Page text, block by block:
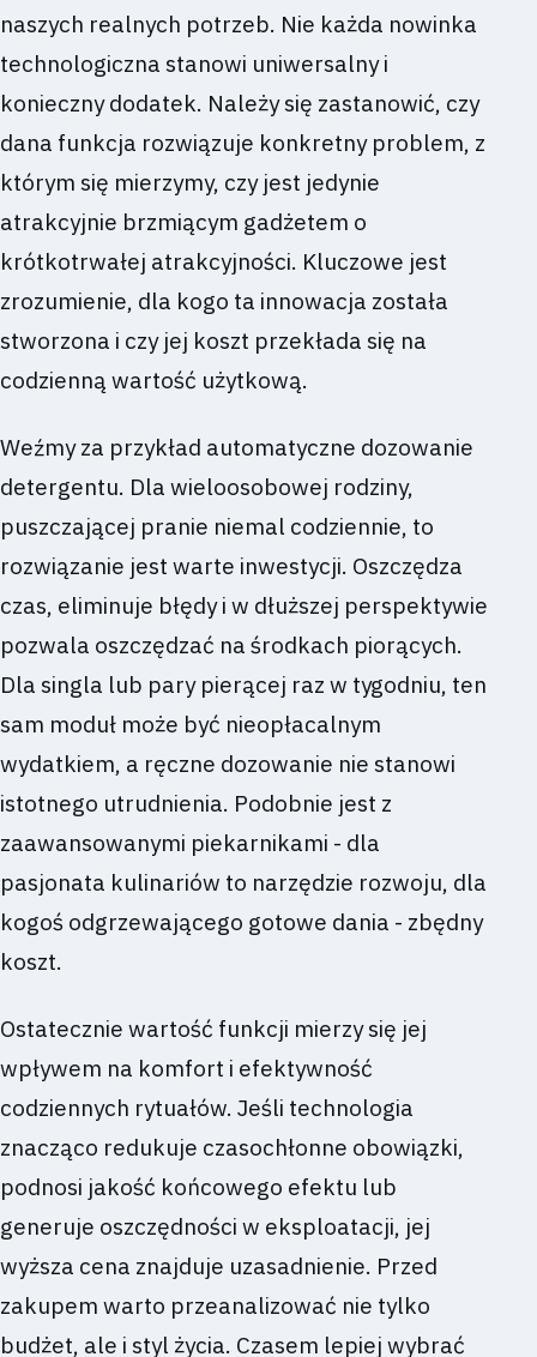
naszych realnych potrzeb. Nie każda nowinka
technologiczna stanowi uniwersalny i
konieczny dodatek. Należy się zastanowić, czy
dana funkcja rozwiązuje konkretny problem, z
którym się mierzymy, czy jest jedynie
atrakcyjnie brzmiącym gadżetem o
krótkotrwałej atrakcyjności. Kluczowe jest
zrozumienie, dla kogo ta innowacja została
stworzona i czy jej koszt przekłada się na
codzienną wartość użytkową.
Weźmy za przykład automatyczne dozowanie
detergentu. Dla wieloosobowej rodziny,
puszczającej pranie niemal codziennie, to
rozwiązanie jest warte inwestycji. Oszczędza
czas, eliminuje błędy i w dłuższej perspektywie
pozwala oszczędzać na środkach piorących.
Dla singla lub pary pierącej raz w tygodniu, ten
sam moduł może być nieopłacalnym
wydatkiem, a ręczne dozowanie nie stanowi
istotnego utrudnienia. Podobnie jest z
zaawansowanymi piekarnikami - dla
pasjonata kulinariów to narzędzie rozwoju, dla
kogoś odgrzewającego gotowe dania - zbędny
koszt.
Ostatecznie wartość funkcji mierzy się jej
wpływem na komfort i efektywność
codziennych rytuałów. Jeśli technologia
znacząco redukuje czasochłonne obowiązki,
podnosi jakość końcowego efektu lub
generuje oszczędności w eksploatacji, jej
wyższa cena znajduje uzasadnienie. Przed
zakupem warto przeanalizować nie tylko
budżet, ale i styl życia. Czasem lepiej wybrać